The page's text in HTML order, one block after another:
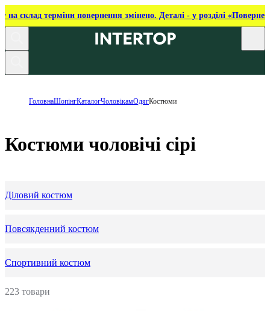
на склад терміни повернення змінено. Деталі - у розділі
ГоловнаШопінгКаталогЧоловікамОдягКостюми
Костюми чоловічі сірі
Діловий костюм
Повсякденний костюм
Спортивний костюм
223 товари